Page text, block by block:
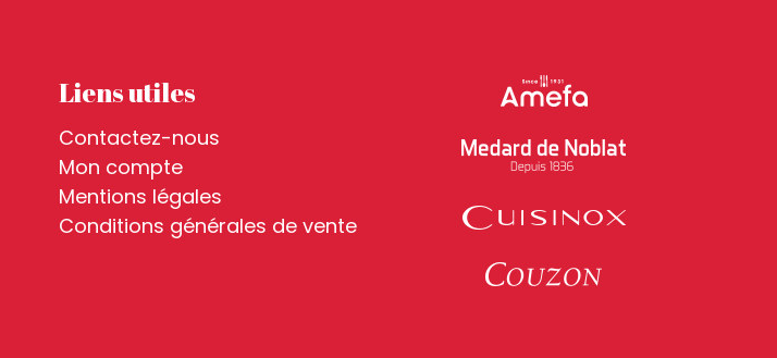
Liens utiles
Contactez-nous
Mon compte
Mentions légales
Conditions générales de vente